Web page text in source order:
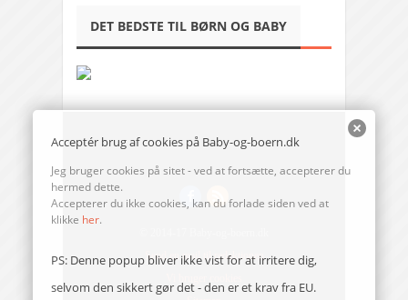
DET BEDSTE TIL BØRN OG BABY
Send en mail til redaktionen
Acceptér brug af cookies på Baby-og-boern.dk
Jeg bruger cookies på sitet - ved at fortsætte, accepterer du
hermed dette.
Accepterer du ikke cookies, kan du forlade siden ved at
klikke her.
PS: Denne popup bliver ikke vist for at irritere dig,
selvom den sikkert gør det - den er et krav fra EU.